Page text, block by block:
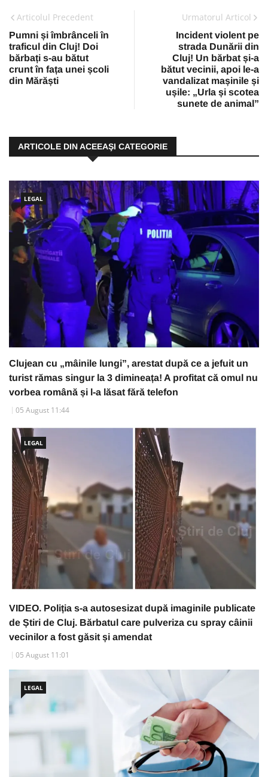
Articolul Precedent
Pumni și îmbrânceli în
traficul din Cluj! Doi
bărbați s-au bătut
crunt în fața unei școli
din Mărăști
Urmatorul Articol
Incident violent pe
strada Dunării din
Cluj! Un bărbat și-a
bătut vecinii, apoi le-a
vandalizat mașinile și
ușile: „Urla și scotea
sunete de animal”
ARTICOLE DIN ACEEAŞI CATEGORIE
LEGAL
Clujean cu „mâinile lungi”, arestat după ce a jefuit un
turist rămas singur la 3 dimineața! A profitat că omul nu
vorbea română și l-a lăsat fără telefon
05 August 11:44
LEGAL
VIDEO. Poliția s-a autosesizat după imaginile publicate
de Știri de Cluj. Bărbatul care pulveriza cu spray câinii
vecinilor a fost găsit și amendat
05 August 11:01
LEGAL